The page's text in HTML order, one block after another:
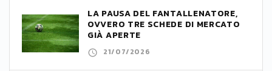
LA PAUSA DEL FANTALLENATORE,
OVVERO TRE SCHEDE DI MERCATO
GIÀ APERTE
21/07/2026